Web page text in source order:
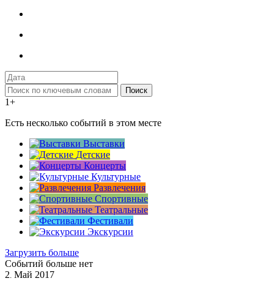
Поиск
1+
Есть несколько событий в этом месте
Выставки
Детские
Концерты
Культурные
Развлечения
Спортивные
Театральные
Фестивали
Экскурсии
Загрузить больше
Событий больше нет
2. Май 2017